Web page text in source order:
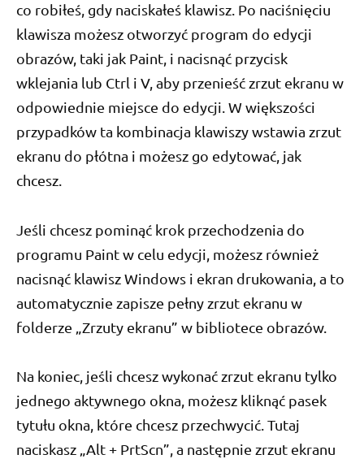
co robiłeś, gdy naciskałeś klawisz. Po naciśnięciu
klawisza możesz otworzyć program do edycji
obrazów, taki jak Paint, i nacisnąć przycisk
wklejania lub Ctrl i V, aby przenieść zrzut ekranu w
odpowiednie miejsce do edycji. W większości
przypadków ta kombinacja klawiszy wstawia zrzut
ekranu do płótna i możesz go edytować, jak
chcesz.
Jeśli chcesz pominąć krok przechodzenia do
programu Paint w celu edycji, możesz również
nacisnąć klawisz Windows i ekran drukowania, a to
automatycznie zapisze pełny zrzut ekranu w
folderze „Zrzuty ekranu” w bibliotece obrazów.
Na koniec, jeśli chcesz wykonać zrzut ekranu tylko
jednego aktywnego okna, możesz kliknąć pasek
tytułu okna, które chcesz przechwycić. Tutaj
naciskasz „Alt + PrtScn”, a następnie zrzut ekranu